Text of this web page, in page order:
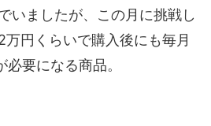
いましたが、この月に挑戦し
円くらいで購入後にも毎月
要になる商品。